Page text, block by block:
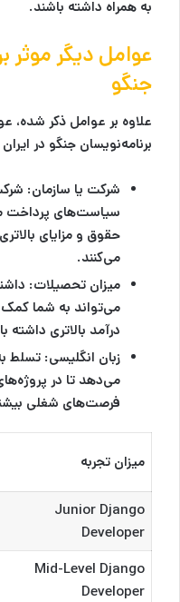
به همراه داشته باشند.
عوامل دیگر موثر
جنگو
علاوه بر عوامل ذکر شده،
برنامه‌نویسان جنگو در
شرکت یا سازمان:
سیاست‌های پرداخت
حقوق و مزایای
می‌کنند.
میزان تحصیلات:
می‌تواند به شما کمک
درآمد بالاتری داشته
زبان انگلیسی: تسلط
می‌دهد تا در
فرصت‌های شغلی
میزان تجربه
Junior Django
Developer
Mid-Level Django
Developer